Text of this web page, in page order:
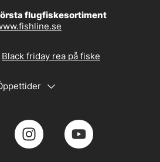
flugfiskesortiment
Black friday rea på fiske